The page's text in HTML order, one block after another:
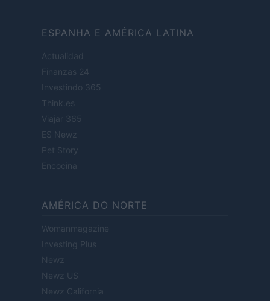
ESPANHA E AMÉRICA LATINA
Actualidad
Finanzas 24
Investindo 365
Think.es
Viajar 365
ES Newz
Pet Story
Encocina
AMÉRICA DO NORTE
Womanmagazine
Investing Plus
Newz
Newz US
Newz California